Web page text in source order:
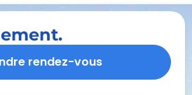
rendez-vous